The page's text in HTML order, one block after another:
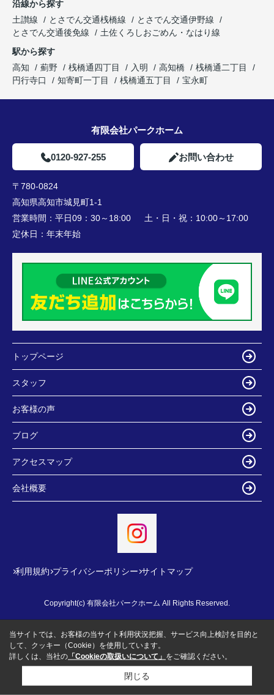
沿線から探す
土讃線
とさでん交通桟橋線
とさでん交通伊野線
とさでん交通後免線
土佐くろしおごめん・なはり線
駅から探す
高知
薊野 桟橋通四丁目 入明 高知橋
桟橋通二丁目
円行寺口
知寄町一丁目 桟橋通五丁目 宝永町
有限会社パークホーム
0120-927-255 お問い合わせ
〒780-0824
高知県高知市城見町1-1
営業時間： 平日09：30～18:00 土・日・祝：10:00～17:00
定休日： 年末年始
トップページ
スタッフ
お客様の声
ブログ
アクセスマップ
会社概要
利用規約 プライバシーポリシー サイトマップ
Copyright(c) 有限会社パークホーム All Rights Reserved.
当サイトでは、お客様の当サイト利用状況把握、サービス向上検討を目的と
して、クッキー（Cookie）を使用しています。
詳しくは、当社の 「Cookieの取扱いについて」 をご確認ください。
閉じる